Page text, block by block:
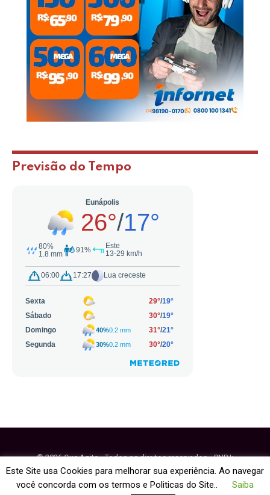
Previsão do Tempo
© 2026 Que Agito - Todos os direitos reservados - CNPJ:
64.884.270/0001-95
Este Site usa Cookies para melhorar sua experiência. Ao navegar
você concorda com os termos e Politicas do Site..
Saiba